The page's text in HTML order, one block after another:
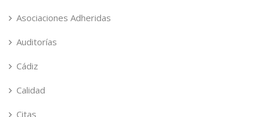
Asociaciones Adheridas
Auditorías
Cádiz
Calidad
Citas